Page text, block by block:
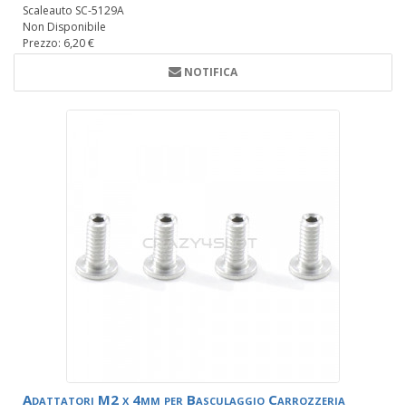
Scaleauto SC-5129A
Non Disponibile
Prezzo: 6,20 €
NOTIFICA
Adattatori M2 x 4mm per Basculaggio Carrozzeria